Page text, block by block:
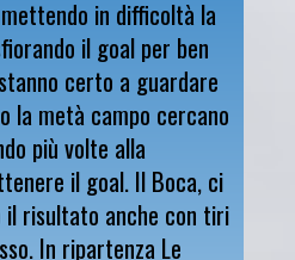
in difficoltà la
il goal per ben
certo a guardare
la metà campo cercano
più volte alla
il goal. Il Boca, ci
il risultato anche con tiri
In ripartenza Le